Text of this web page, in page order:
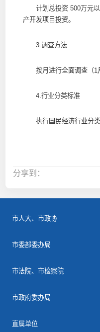
计划总投资 500万元以
产开发项目投资。
3.调查方法
按月进行全面调查（1
4.行业分类标准
执行国民经济行业分类
分享到：
市人大、市政协
市委部委办局
市法院、市检察院
市政府委办局
直属单位